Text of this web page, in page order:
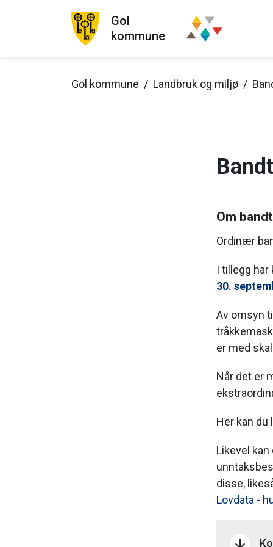
Gol
kommune
Gol kommune Landbruk og miljø
Om
Ordinær
I tillegg
30.
Av omsyn
er med
Når det er
Her kan du
Likevel
disse,
Lovdata -
arrow_downward